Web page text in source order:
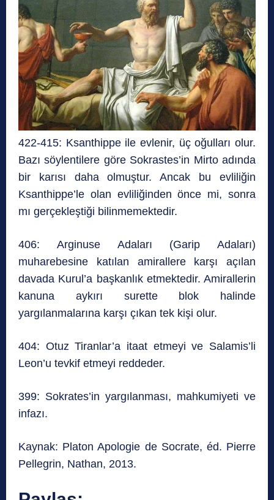
422-415: Ksanthippe ile evlenir, üç oğulları olur.
Bazı söylentilere göre Sokrastes’in Mirto adında
bir karısı daha olmuştur. Ancak bu evliliğin
Ksanthippe’le olan evliliğinden önce mi, sonra
mı gerçekleştiği bilinmemektedir.
406: Arginuse Adaları (Garip Adaları)
muharebesine katılan amirallere karşı açılan
davada Kurul’a başkanlık etmektedir. Amirallerin
kanuna aykırı surette blok halinde
yargılanmalarına karşı çıkan tek kişi olur.
404: Otuz Tiranlar’a itaat etmeyi ve Salamis’li
Leon’u tevkif etmeyi reddeder.
399: Sokrates’in yargılanması, mahkumiyeti ve
infazı.
Kaynak: Platon Apologie de Socrate, éd. Pierre
Pellegrin, Nathan, 2013.